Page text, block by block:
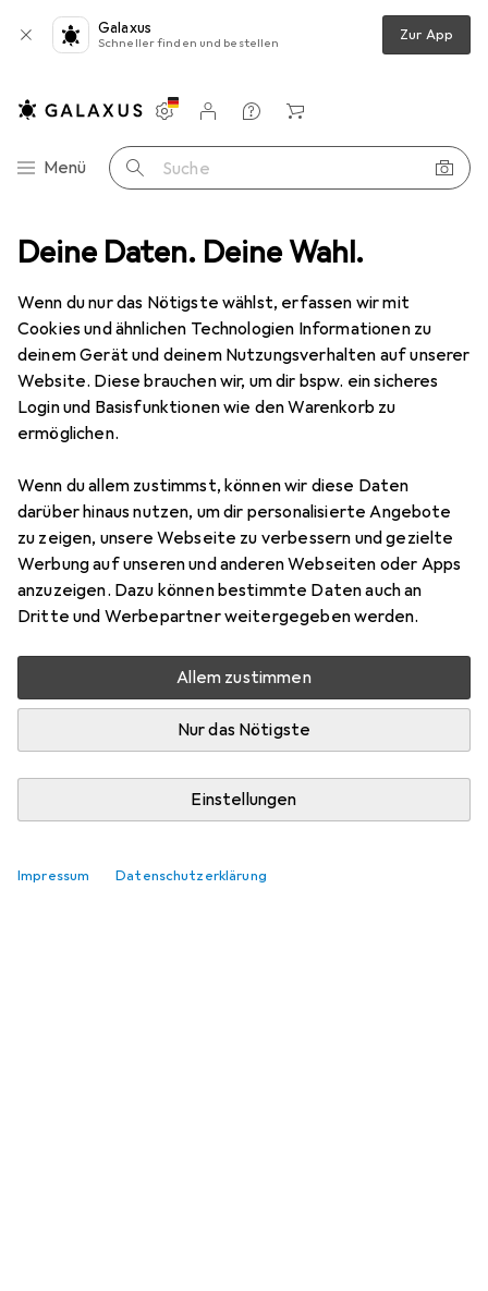
Deine Daten. Deine Wahl.
Wenn du nur das Nötigste wählst, erfassen wir mit
Cookies und ähnlichen Technologien Informationen zu
deinem Gerät und deinem Nutzungsverhalten auf unserer
Website. Diese brauchen wir, um dir bspw. ein sicheres
Login und Basisfunktionen wie den Warenkorb zu
ermöglichen.
Wenn du allem zustimmst, können wir diese Daten
darüber hinaus nutzen, um dir personalisierte Angebote
zu zeigen, unsere Webseite zu verbessern und gezielte
Werbung auf unseren und anderen Webseiten oder Apps
anzuzeigen. Dazu können bestimmte Daten auch an
Dritte und Werbepartner weitergegeben werden.
Allem zustimmen
Nur das Nötigste
Einstellungen
Impressum Datenschutzerklärung
Galaxus
Schneller finden und bestellen Zur App
Navigation nach Kategorien
Menü Suche
Einstellungen
Kundenkonto
Vergleichslisten
Merklisten
Warenkorb
Gesamtsortiment Baumarkt + Garten Werkzeug + Werkstatt
Werkzeug + Werkstatt
EntdeckenForum
Diskussionen in Werkzeug + Werkstatt
Diskussion starten
Die Galaxus Community freut sich auf deinen